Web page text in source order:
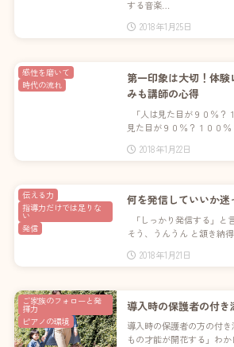
する音楽…
2018年1月25日
第一印象は大切！体
みも講師の心得
「人は見た目が９０％
見た目が９０％？１００
2018年1月22日
感性を磨いて
時代の流れ
何を発信していいか迷
「しっかり発信する」
そう、うんうん と頷き納
2018年1月21日
伝える力
指導力だけでは足りな
い
発信
導入時の保護者の付き
導入時の保護者の方の付
もの才能が開花する」わ
ご家族のフォローと発
揮力
ピアノの環境